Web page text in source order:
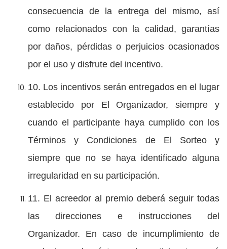
consecuencia de la entrega del mismo, así
como relacionados con la calidad, garantías
por daños, pérdidas o perjuicios ocasionados
por el uso y disfrute del incentivo.
10. Los incentivos serán entregados en el lugar
establecido por El Organizador, siempre y
cuando el participante haya cumplido con los
Términos y Condiciones de El Sorteo y
siempre que no se haya identificado alguna
irregularidad en su participación.
11. El acreedor al premio deberá seguir todas
las direcciones e instrucciones del
Organizador. En caso de incumplimiento de